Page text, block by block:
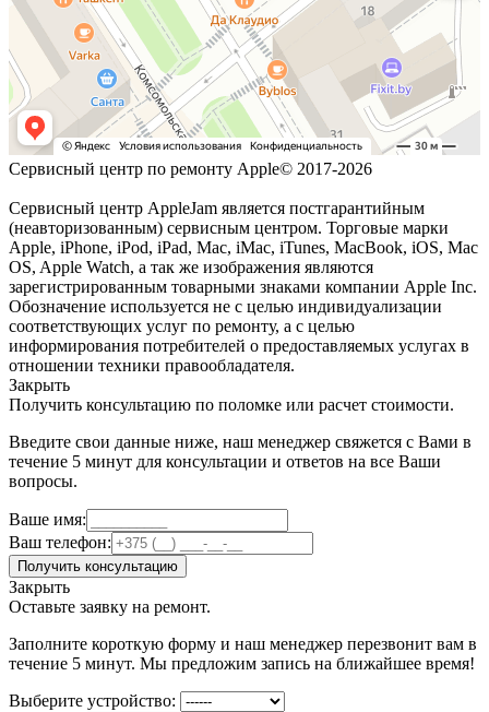
Сервисный центр по ремонту Apple© 2017-2026
Сервисный центр AppleJam является постгарантийным
(неавторизованным) сервисным центром. Торговые марки
Apple, iPhone, iPod, iPad, Mac, iMac, iTunes, MacBook, iOS, Mac
OS, Apple Watch, а так же изображения являются
зарегистрированным товарными знаками компании Apple Inc.
Обозначение используется не с целью индивидуализации
соответствующих услуг по ремонту, а с целью
информирования потребителей о предоставляемых услугах в
отношении техники правообладателя.
Закрыть
Получить консультацию по поломке или расчет стоимости.
Введите свои данные ниже, наш менеджер свяжется с Вами в
течение 5 минут для консультации и ответов на все Ваши
вопросы.
Ваше имя:
Ваш телефон:
Получить консультацию
Закрыть
Оставьте заявку на ремонт.
Заполните короткую форму и наш менеджер перезвонит вам в
течение 5 минут. Мы предложим запись на ближайшее время!
Выберите устройство: